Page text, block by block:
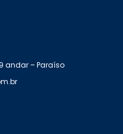
9 andar – Paraíso